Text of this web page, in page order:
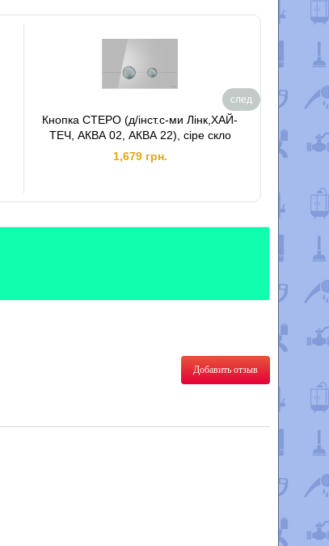
Кнопка СТЕРО (д/інст.с-ми Лінк,ХАЙ-
ТЕЧ, АКВА 02, АКВА 22), сіре скло
1,679 грн.
след
Добавить отзыв